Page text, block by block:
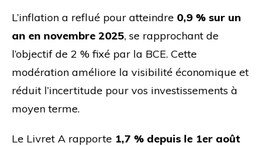
L’inflation a reflué pour atteindre 0,9 % sur un
an en novembre 2025, se rapprochant de
l’objectif de 2 % fixé par la BCE. Cette
modération améliore la visibilité économique et
réduit l’incertitude pour vos investissements à
moyen terme.
Le Livret A rapporte 1,7 % depuis le 1er août